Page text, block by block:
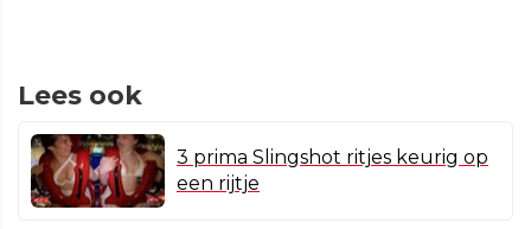
Lees ook
3 prima Slingshot ritjes keurig op
een rijtje